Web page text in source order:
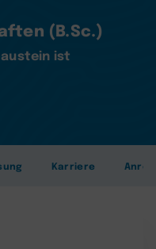
(B.Sc.)
ist
Karriere